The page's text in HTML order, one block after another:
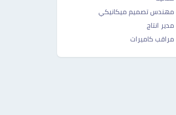
مهندس تصميم ميكانيكي
انتاج
كاميرات